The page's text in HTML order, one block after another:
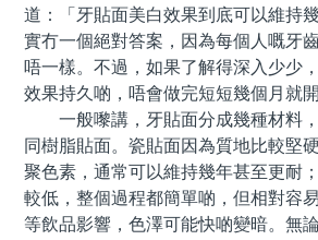
道：「牙貼面美白效果到底可以維持
實冇一個絕對答案，因為每個人嘅牙
唔一樣。不過，如果了解得深入少少
效果持久啲，唔會做完短短幾個月就開
一般嚟講，牙貼面分成幾種材料，
同樹脂貼面。瓷貼面因為質地比較堅
聚色素，通常可以維持幾年甚至更耐
較低，整個過程都簡單啲，但相對容
等飲品影響，色澤可能快啲變暗。無